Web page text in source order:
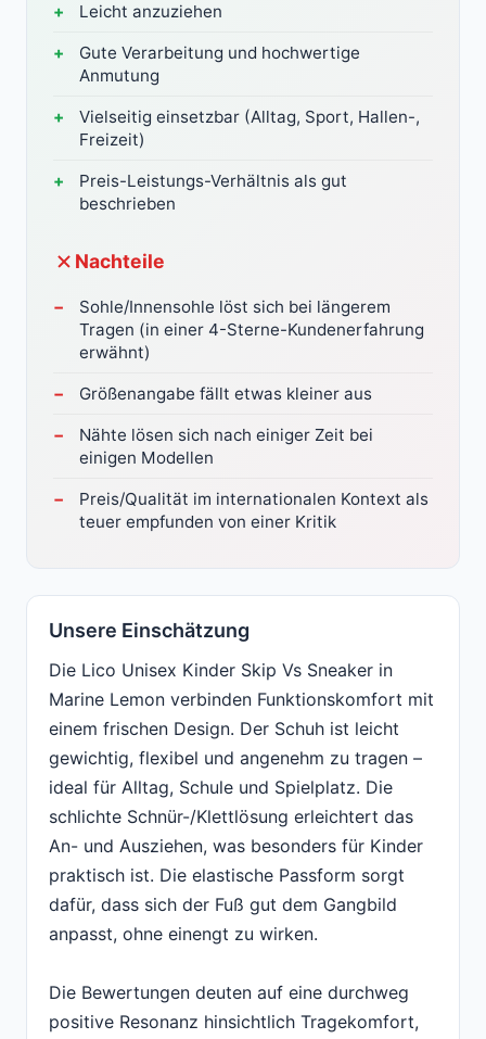
Leicht anzuziehen
Gute Verarbeitung und hochwertige
Anmutung
Vielseitig einsetzbar (Alltag, Sport, Hallen-,
Freizeit)
Preis-Leistungs-Verhältnis als gut
beschrieben
Nachteile
Sohle/Innensohle löst sich bei längerem
Tragen (in einer 4-Sterne-Kundenerfahrung
erwähnt)
Größenangabe fällt etwas kleiner aus
Nähte lösen sich nach einiger Zeit bei
einigen Modellen
Preis/Qualität im internationalen Kontext als
teuer empfunden von einer Kritik
Unsere Einschätzung
Die Lico Unisex Kinder Skip Vs Sneaker in
Marine Lemon verbinden Funktionskomfort mit
einem frischen Design. Der Schuh ist leicht
gewichtig, flexibel und angenehm zu tragen –
ideal für Alltag, Schule und Spielplatz. Die
schlichte Schnür-/Klettlösung erleichtert das
An- und Ausziehen, was besonders für Kinder
praktisch ist. Die elastische Passform sorgt
dafür, dass sich der Fuß gut dem Gangbild
anpasst, ohne einengt zu wirken.
Die Bewertungen deuten auf eine durchweg
positive Resonanz hinsichtlich Tragekomfort,